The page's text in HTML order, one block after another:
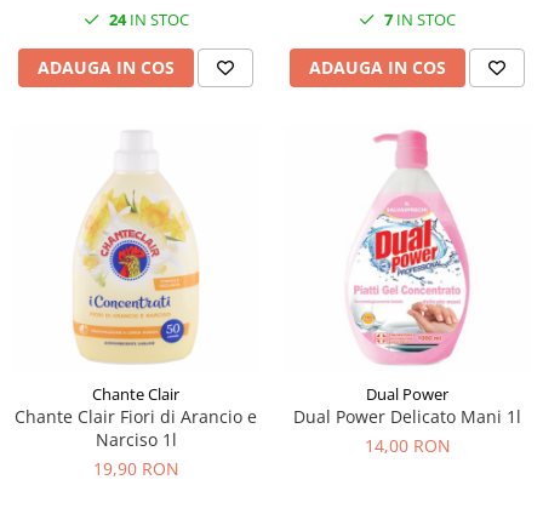
24IN STOC
ADAUGA IN COS
7 IN STOC
ADAUGA IN COS
Chante Clair
Chante Clair Fiori di Arancio e
Narciso 1l
19,90 RON
Dual Power
Dual Power Delicato Mani 1l
14,00 RON